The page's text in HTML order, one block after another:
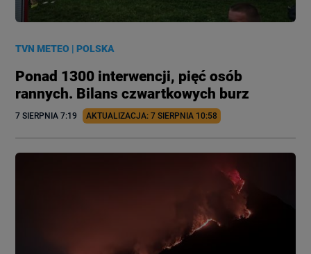
TVN METEO |POLSKA
Ponad 1300 interwencji, pięć osób
rannych. Bilans czwartkowych burz
7 SIERPNIA 7:19 AKTUALIZACJA: 7 SIERPNIA 10:58